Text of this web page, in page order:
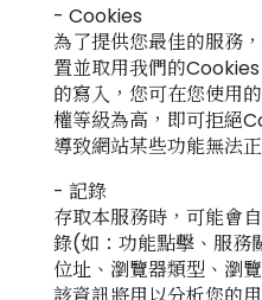
- Cookies
為了提供您最佳的服務
置並取用我們的
的寫入，您可在您使用
權等級為高，即可拒絕
導致網站某些功能無法
- 記錄
存取本服務時，可能會
錄(如：功能點擊、服務
位址、瀏覽器類型、瀏